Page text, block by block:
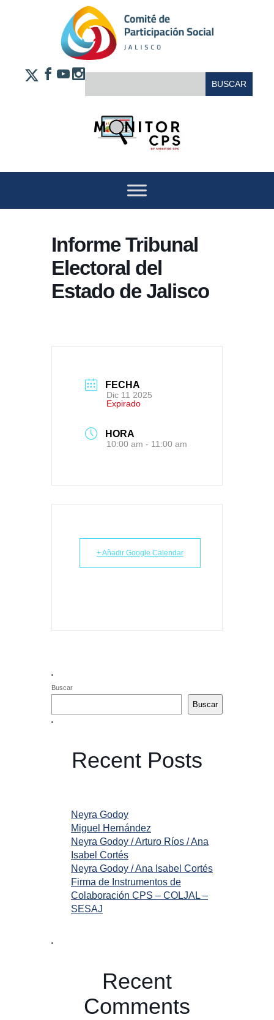
Informe Tribunal
Electoral del
Estado de Jalisco
FECHA
Dic 11 2025
Expirado
HORA
10:00 am - 11:00 am
+ Añadir Google Calendar
Buscar
Buscar
Recent Posts
Neyra Godoy
Miguel Hernández
Neyra Godoy / Arturo Ríos / Ana
Isabel Cortés
Neyra Godoy / Ana Isabel Cortés
Firma de Instrumentos de
Colaboración CPS – COLJAL –
SESAJ
Recent
Comments